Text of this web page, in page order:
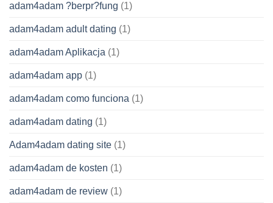
adam4adam ?berpr?fung (1)
adam4adam adult dating (1)
adam4adam Aplikacja (1)
adam4adam app (1)
adam4adam como funciona (1)
adam4adam dating (1)
Adam4adam dating site (1)
adam4adam de kosten (1)
adam4adam de review (1)